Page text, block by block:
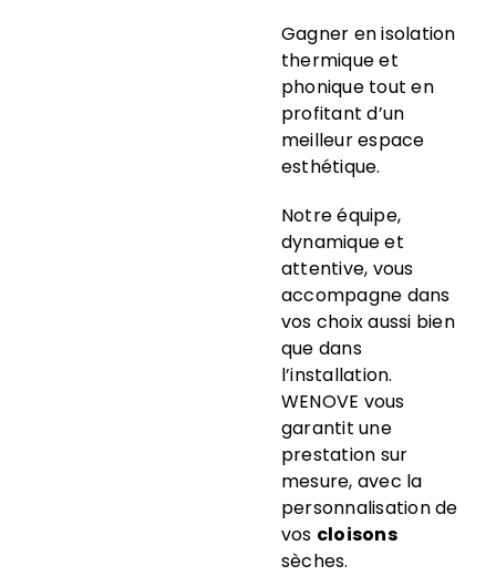
Gagner en isolation
thermique et
phonique tout en
profitant d’un
meilleur espace
esthétique.
Notre équipe,
dynamique et
attentive, vous
accompagne dans
vos choix aussi bien
que dans
l’installation.
WENOVE vous
garantit une
prestation sur
mesure, avec la
personnalisation de
vos cloisons
sèches.